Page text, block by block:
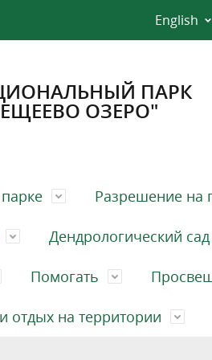
English
ПАРК
ОЗЕРО"
Разрешение на
Дендрологический сад
Помогать
отдых на территории